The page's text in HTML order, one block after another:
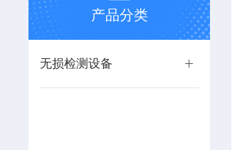
产品分类
无损检测设备